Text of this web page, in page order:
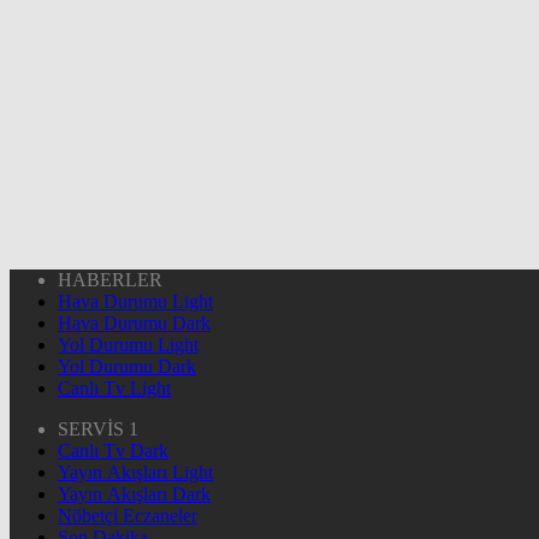
HABERLER
Hava Durumu Light
Hava Durumu Dark
Yol Durumu Light
Yol Durumu Dark
Canlı Tv Light
SERVİS 1
Canlı Tv Dark
Yayın Akışları Light
Yayın Akışları Dark
Nöbetçi Eczaneler